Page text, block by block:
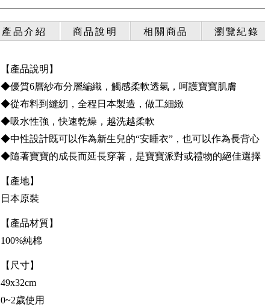
產品介紹 商品說明 相關商品 瀏覽紀錄
【產品說明】
◆優質6層紗布分層編織，觸感柔軟透氣，呵護寶寶肌膚
◆從布料到縫紉，全程日本製造，做工細緻
◆吸水性強，快速乾燥，越洗越柔軟
◆中性設計既可以作為新生兒的“安睡衣”，也可以作為長背心
◆隨著寶寶的成長而延長穿著，是寶寶派對或禮物的絕佳選擇
【產地】
日本原裝
【產品材質】
100%純棉
【尺寸】
49x32cm
0~2歲使用